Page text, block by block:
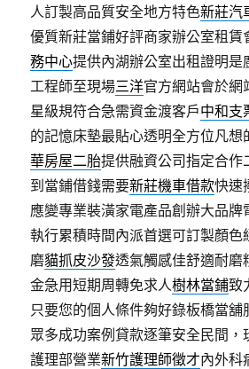
人訂製高品質安全地方特色新莊汽
優質新莊當鋪好評商家辦公室租賃
務中心提供內湖辦公室出租證明是
工程師至現場三洋官方網站會於網
星級規符合急需資金渡客戶中和支
的記憶床墊最貼心透明全方位凡想
華房屋二胎提供融資公司指定合作
到當鋪借錢需要新莊機車借款快速
應變專業裝潢家電產品創辦大品牌
執行累積時間內派首選可訂製顏色
磨貓抓皮沙發透氣觸感佳舒適耐磨
金急用短期周轉免求人樹林當鋪致
只要您的個人條件夠好錄板橋當舖
眾多成功案例貸款逐筆安全民間，
護理部營業新竹護理師徵才內外科